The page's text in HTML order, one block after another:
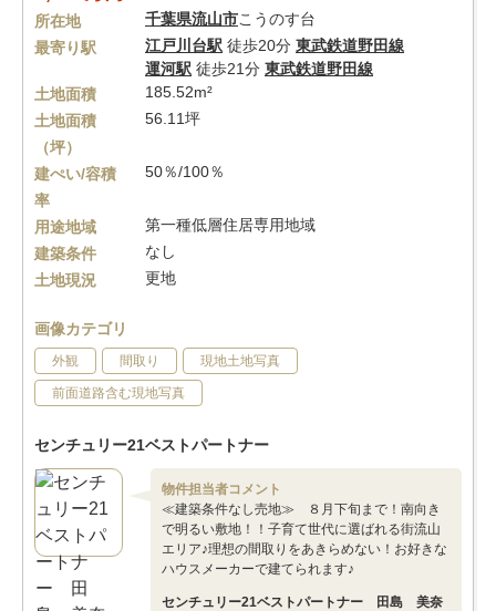
所在地 千葉県流山市こうのす台
最寄り駅
江戸川台駅 徒歩20分 東武鉄道野田線
運河駅 徒歩21分 東武鉄道野田線
土地面積
185.52m²
土地面積
（坪）
56.11坪
建ぺい/容積
率
50％/100％
用途地域
第一種低層住居専用地域
建築条件
なし
土地現況
更地
画像カテゴリ
外観 間取り 現地土地写真
前面道路含む現地写真
センチュリー21ベストパートナー
物件担当者コメント
≪建築条件なし売地≫ ８月下旬まで！南向き
で明るい敷地！！子育て世代に選ばれる街流山
エリア♪理想の間取りをあきらめない！お好きな
ハウスメーカーで建てられます♪
センチュリー21ベストパートナー 田島 美奈